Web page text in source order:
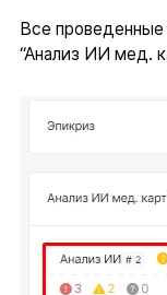
Все проведенные
“Анализ ИИ мед.